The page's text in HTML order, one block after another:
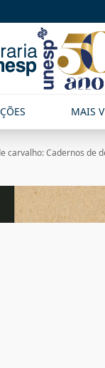
MAIS
carvalho: Cadernos de